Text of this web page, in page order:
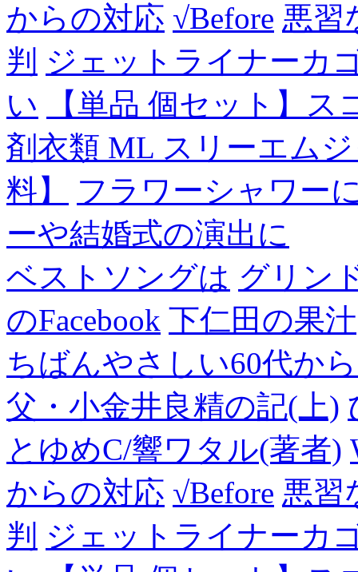
からの対応 √Before 悪習
判 ジェットライナーカ
い
【単品 個セット】
剤衣類 ML スリーエム
料】
フラワーシャワー
ーや結婚式の演出に
ベストソングは グリン
のFacebook 下仁田の果汁
ちばんやさしい60代から
父・小金井良精の記(上)
とゆめC/響ワタル(著者)
からの対応 √Before 悪習
判 ジェットライナーカ